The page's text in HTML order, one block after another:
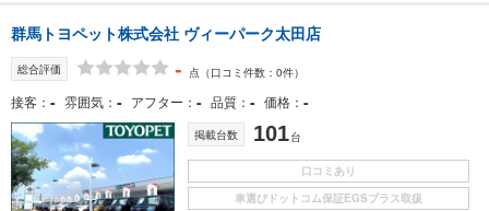
群馬トヨペット株式会社 ヴィーパーク太田店
総合評価 - 点 （口コミ件数：0件）
接客 - 雰囲気 - アフター - 品質 - 価格 -
掲載台数 101台
口コミあり
車選びドットコム保証EGSプラス取扱